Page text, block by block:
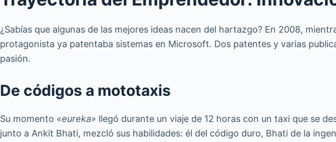
¿Sabías que algunas de las mejores ideas nacen del hartazgo? En 2008,
protagonista ya patentaba sistemas en Microsoft. Dos patentes y varias
pasión.
De códigos a mototaxis
Su momento «eureka» llegó durante un viaje de 12 horas con un taxi que se
junto a Ankit Bhati, mezcló sus habilidades: él del código duro, Bhati de la